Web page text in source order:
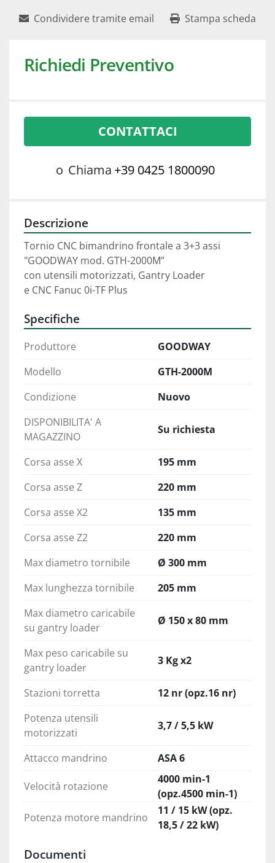
Condividere tramite email Stampa scheda
Richiedi Preventivo
CONTATTACI
o Chiama +39 0425 1800090
Descrizione
Tornio CNC bimandrino frontale a 3+3 assi
"GOODWAY mod. GTH-2000M”
con utensili motorizzati, Gantry Loader
e CNC Fanuc 0i-TF Plus
Specifiche
Produttore
GOODWAY
Modello
GTH-2000M
Condizione
Nuovo
DISPONIBILITA' A
MAGAZZINO
Su richiesta
Corsa asse X
195 mm
Corsa asse Z
220 mm
Corsa asse X2
135 mm
Corsa asse Z2
220 mm
Max diametro tornibile
Ø 300 mm
Max lunghezza tornibile
205 mm
Max diametro caricabile
su gantry loader
Ø 150 x 80 mm
Max peso caricabile su
gantry loader
3 Kg x2
Stazioni torretta
12 nr (opz.16 nr)
Potenza utensili
motorizzati
3,7 / 5,5 kW
Attacco mandrino ASA 6
Velocità rotazione
4000 min-1
(opz.4500 min-1)
Potenza motore mandrino
11 / 15 kW (opz.
18,5 / 22 kW)
Documenti